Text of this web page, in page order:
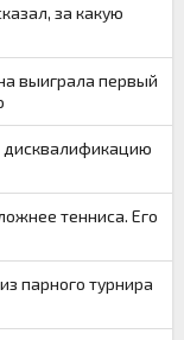
за какую
выиграла первый
дисквалификацию
тенниса. Его
парного турнира